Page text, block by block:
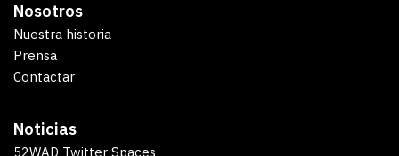
Nosotros
Nuestra historia
Prensa
Contactar
Noticias
52WAD Twitter Spaces